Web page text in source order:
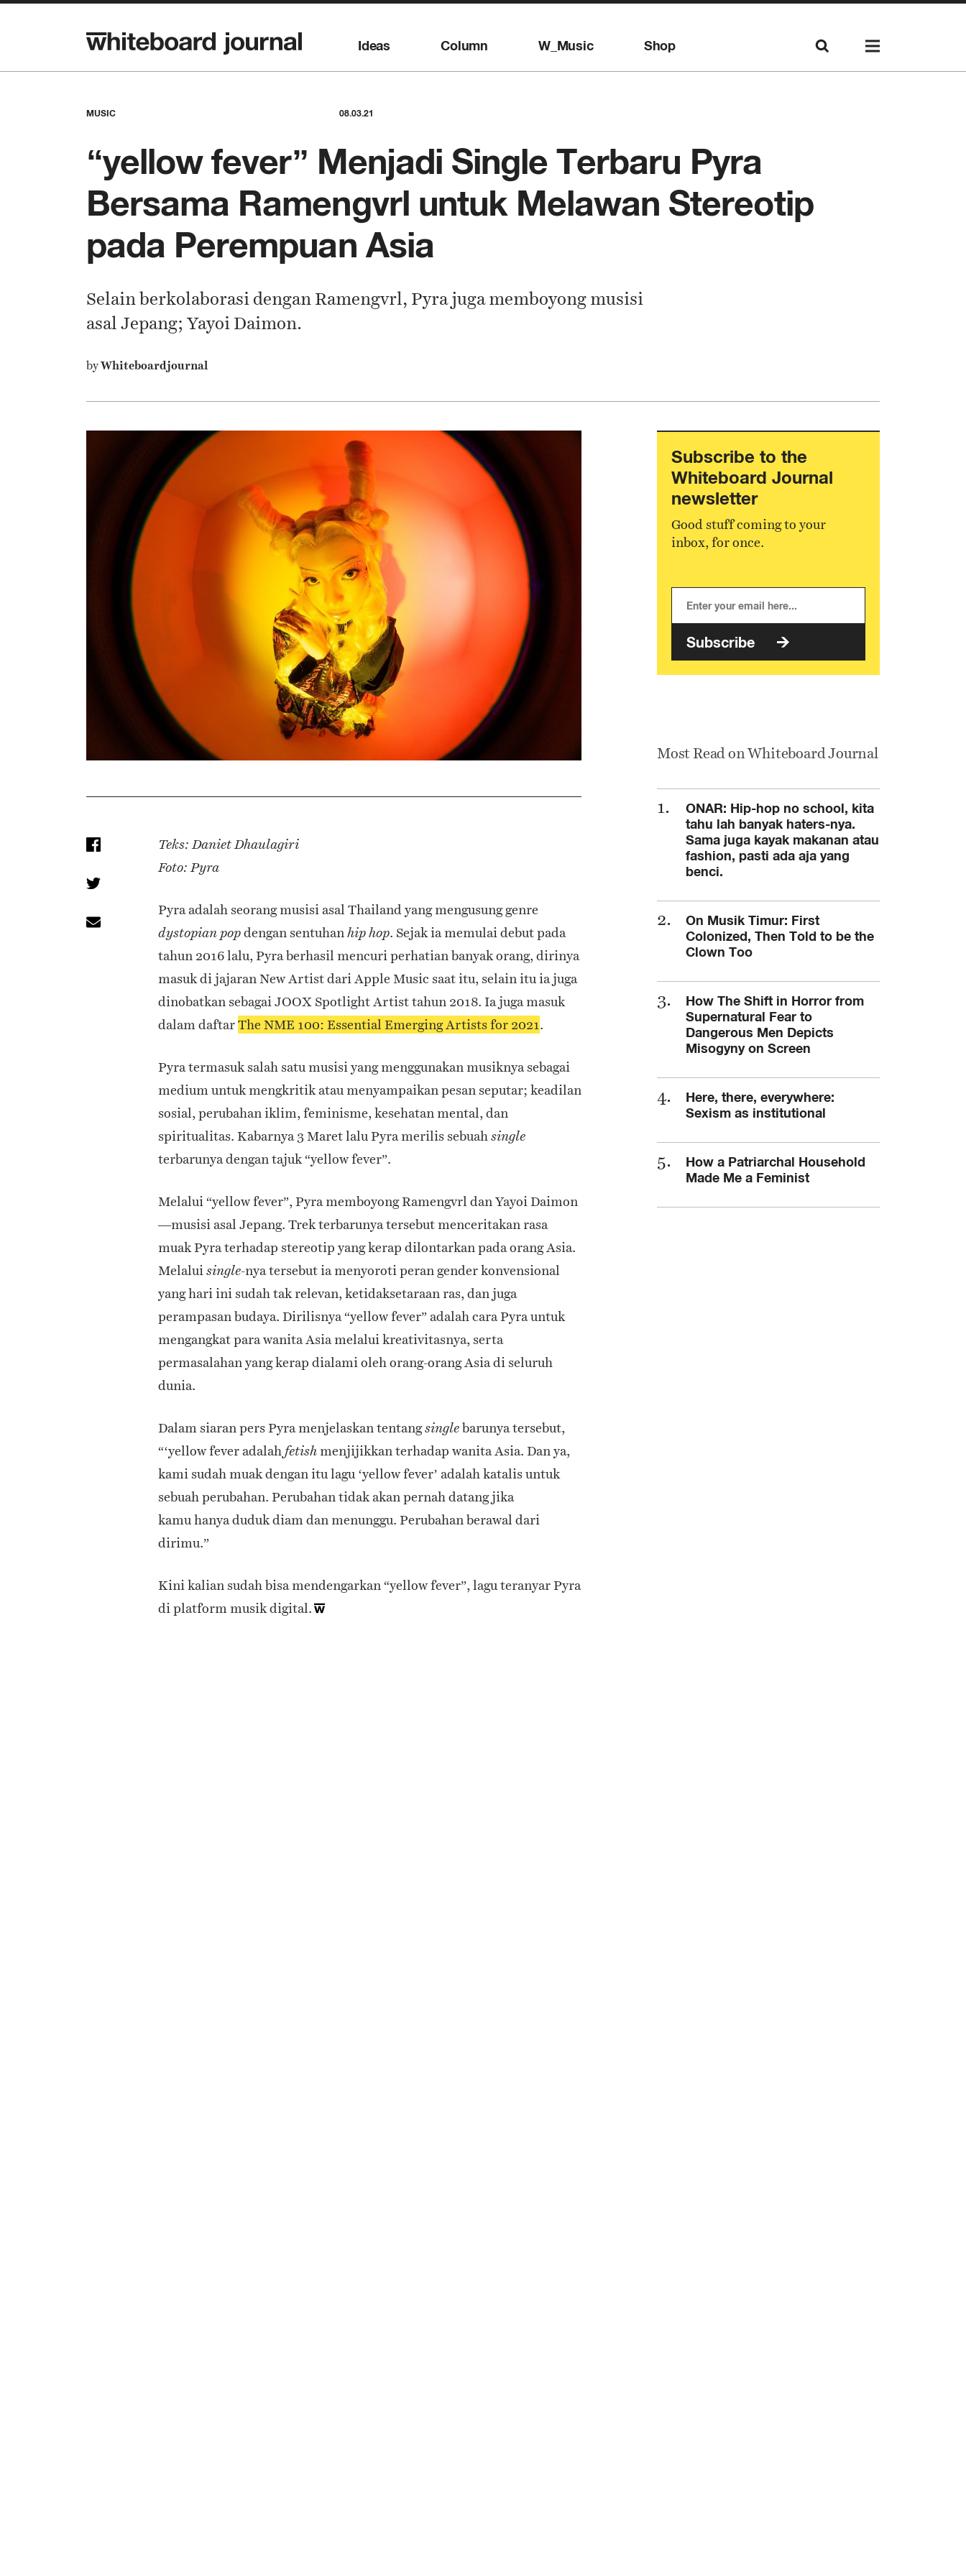
Ideas Column W_Music Shop
MUSIC 08.03.21
“yellow fever” Menjadi Single Terbaru Pyra
Bersama Ramengvrl untuk Melawan Stereotip
pada Perempuan Asia
Selain berkolaborasi dengan Ramengvrl, Pyra juga memboyong musisi
asal Jepang; Yayoi Daimon.
byWhiteboardjournal
Teks: Daniet Dhaulagiri
Foto: Pyra
Pyra adalah seorang musisi asal Thailand yang mengusung genre
dystopian popdengan sentuhanhip hop. Sejak ia memulai debut pada
tahun 2016 lalu, Pyra berhasil mencuri perhatian banyak orang, dirinya
masuk di jajaran New Artist dari Apple Music saat itu, selain itu ia juga
dinobatkan sebagai JOOX Spotlight Artist tahun 2018. Ia juga masuk
dalam daftarThe NME 100: Essential Emerging Artists for 2021.
Pyra termasuk salah satu musisi yang menggunakan musiknya sebagai
medium untuk mengkritik atau menyampaikan pesan seputar; keadilan
sosial, perubahan iklim, feminisme, kesehatan mental, dan
spiritualitas. Kabarnya 3 Maret lalu Pyra merilis sebuahsingle
terbarunya dengan tajuk “yellow fever”.
Melalui “yellow fever”, Pyra memboyong Ramengvrl dan Yayoi Daimon
—musisi asal Jepang. Trek terbarunya tersebut menceritakan rasa
muak Pyra terhadap stereotip yang kerap dilontarkan pada orang Asia.
Melaluisingle-nya tersebut ia menyoroti peran gender konvensional
yang hari ini sudah tak relevan, ketidaksetaraan ras, dan juga
perampasan budaya. Dirilisnya “yellow fever” adalah cara Pyra untuk
mengangkat para wanita Asia melalui kreativitasnya, serta
permasalahan yang kerap dialami oleh orang-orang Asia di seluruh
dunia.
Dalam siaran pers Pyra menjelaskan tentangsinglebarunya tersebut,
“‘yellow fever adalah fetishmenjijikkan terhadap wanita Asia. Dan ya,
kami sudah muak dengan itu lagu ‘yellow fever’ adalah katalis untuk
sebuah perubahan. Perubahan tidak akan pernah datang jika
kamuhanya duduk diam dan menunggu. Perubahan berawal dari
dirimu.”
Kini kalian sudah bisa mendengarkan “yellow fever”, lagu teranyar Pyra
di platform musik digital.
Subscribe to the
Whiteboard Journal
newsletter
Good stuff coming to your
inbox, for once.
Subscribe
Most Read on Whiteboard Journal
ONAR: Hip-hop no school, kita
tahu lah banyak haters-nya.
Sama juga kayak makanan atau
fashion, pasti ada aja yang
benci.
On Musik Timur: First
Colonized, Then Told to be the
Clown Too
How The Shift in Horror from
Supernatural Fear to
Dangerous Men Depicts
Misogyny on Screen
Here, there, everywhere:
Sexism as institutional
How a Patriarchal Household
Made Me a Feminist